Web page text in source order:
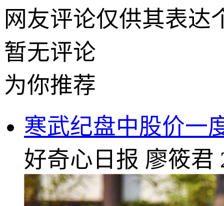
网友评论仅供其表达
暂无评论
为你推荐
寒武纪盘中股价一
好奇心日报 廖筱君